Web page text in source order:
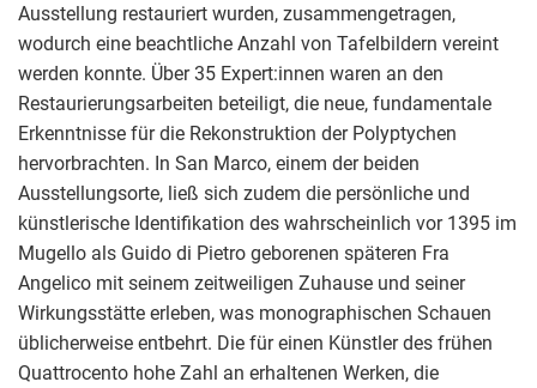
Ausstellung restauriert wurden, zusammengetragen,
wodurch eine beachtliche Anzahl von Tafelbildern vereint
werden konnte. Über 35 Expert:innen waren an den
Restaurierungsarbeiten beteiligt, die neue, fundamentale
Erkenntnisse für die Rekonstruktion der Polyptychen
hervorbrachten. In San Marco, einem der beiden
Ausstellungsorte, ließ sich zudem die persönliche und
künstlerische Identifikation des wahrscheinlich vor 1395 im
Mugello als Guido di Pietro geborenen späteren Fra
Angelico mit seinem zeitweiligen Zuhause und seiner
Wirkungsstätte erleben, was monographischen Schauen
üblicherweise entbehrt. Die für einen Künstler des frühen
Quattrocento hohe Zahl an erhaltenen Werken, die